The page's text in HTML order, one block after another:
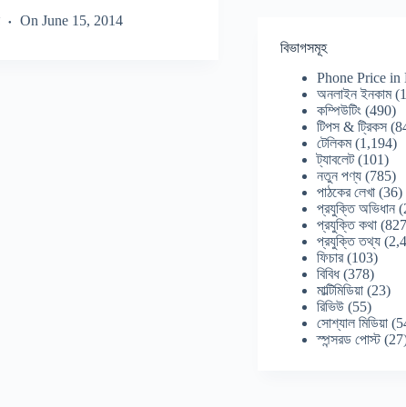
On June 15, 2014
বিভাগসমূহ
Phone Price in
অনলাইন ইনকাম
কম্পিউটিং (490)
টিপস & ট্রিকস
টেলিকম(1,194)
ট্যাবলেট(101)
নতুন পণ্য (785)
পাঠকের লেখা (36)
প্রযুক্তি অভিধান
প্রযুক্তি কথা
প্রযুক্তি তথ্য
ফিচার(103)
বিবিধ(378)
মাল্টিমিডিয়া (23)
রিভিউ (55)
সোশ্যাল মিডিয়া
স্পন্সরড পোস্ট